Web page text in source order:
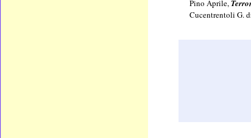
Pino Aprile,
Cucentrentoli G.